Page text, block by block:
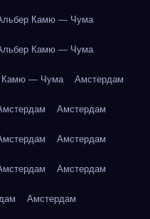
Камю — Чума
Камю — Чума
Камю — Чума Амстердам
Амстердам
Амстердам
Амстердам
Амстердам